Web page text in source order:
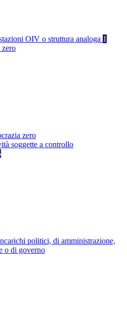
OIV o struttura analoga 1
zero
zero
soggette a controllo
politici, di amministrazione,
o di governo